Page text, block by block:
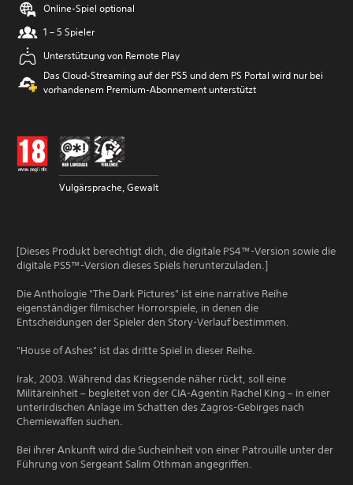
Online-Spiel optional
1 – 5 Spieler
Unterstützung von Remote Play
Das Cloud-Streaming auf der PS5 und dem PS Portal wird nur bei
vorhandenem Premium-Abonnement unterstützt
Vulgärsprache, Gewalt
[Dieses Produkt berechtigt dich, die digitale PS4™-Version sowie die
digitale PS5™-Version dieses Spiels herunterzuladen.]
Die Anthologie "The Dark Pictures" ist eine narrative Reihe
eigenständiger filmischer Horrorspiele, in denen die
Entscheidungen der Spieler den Story-Verlauf bestimmen.
"House of Ashes" ist das dritte Spiel in dieser Reihe.
Irak, 2003. Während das Kriegsende näher rückt, soll eine
Militäreinheit – begleitet von der CIA-Agentin Rachel King – in einer
unterirdischen Anlage im Schatten des Zagros-Gebirges nach
Chemiewaffen suchen.
Bei ihrer Ankunft wird die Sucheinheit von einer Patrouille unter der
Führung von Sergeant Salim Othman angegriffen.